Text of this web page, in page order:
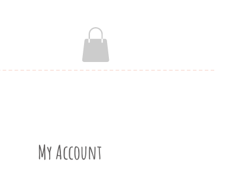
My Account